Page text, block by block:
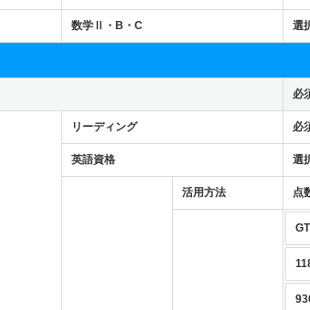
数学Ⅱ・B・C 選
必
リーディング 必
英語資格
選
活用方法 点